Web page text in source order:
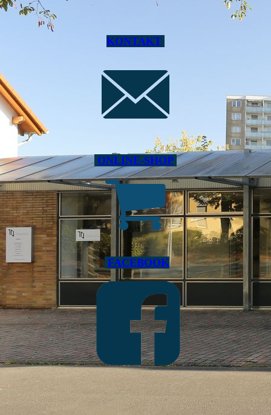
KONTAKT
ONLINE-SHOP
FACEBOOK